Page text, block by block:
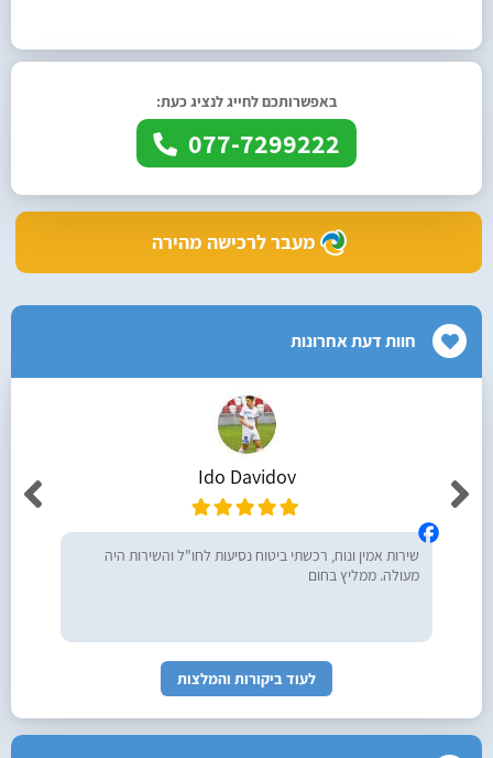
באפשרותכם לחייג לנציג כעת:
077-7299222
מעבר לרכישה מהירה
חוות דעת אחרונות
Ido Davidov
שירות אמין ונוח, רכשתי ביטוח נסיעות לחו"ל והשירות היה
מעולה. ממליץ בחום
לעוד ביקורות והמלצות